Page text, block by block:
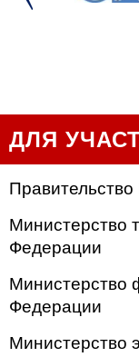
ДЛЯ
Министерство
Федерации
Министерство
Федерации
Министерство